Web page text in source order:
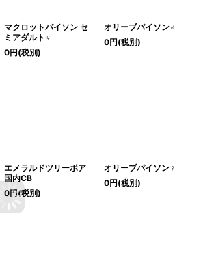
マクロットパイソン セ
ミアダルト♀
0円(税別)
オリーブパイソン♂
0円(税別)
エメラルドツリーボア
国内CB
0円(税別)
オリーブパイソン♀
0円(税別)